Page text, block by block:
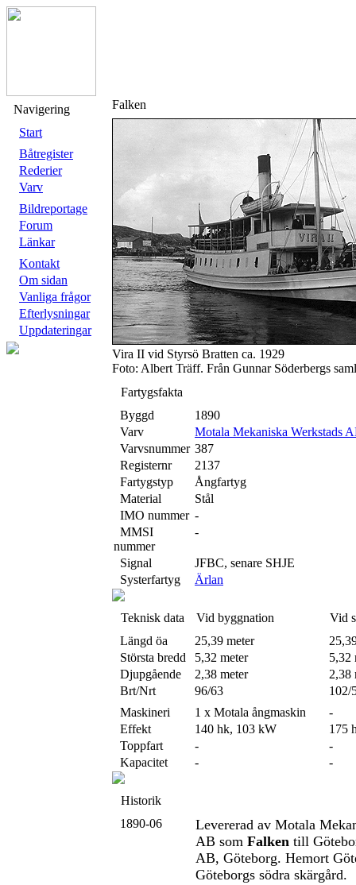
Navigering
Start
Båtregister
Rederier
Varv
Bildreportage
Forum
Länkar
Kontakt
Om sidan
Vanliga frågor
Efterlysningar
Uppdateringar
Falken
Vira II vid Styrsö Bratten ca. 1929
Foto: Albert Träff. Från Gunnar Söderbergs
Fartygsfakta
Byggd
1890
Varv
Motala Mekaniska Werkstads
Varvsnummer 387
Registernr
2137
Fartygstyp
Ångfartyg
Material
Stål
IMO nummer -
MMSI
nummer
-
Signal
JFBC, senare SHJE
Systerfartyg
Ärlan
Teknisk data Vid byggnation
Vid
Längd öa
25,39 meter
Största bredd
5,32 meter
5,32
Djupgående
2,38 meter
2,38
Brt/Nrt
96/63
102/
Maskineri
1 x Motala ångmaskin
-
Effekt
140 hk, 103 kW
175
Toppfart
-
-
Kapacitet
- -
Historik
1890-06
Levererad av Motala
AB som Falken till
AB, Göteborg. Hemort
Göteborgs södra skärgård.